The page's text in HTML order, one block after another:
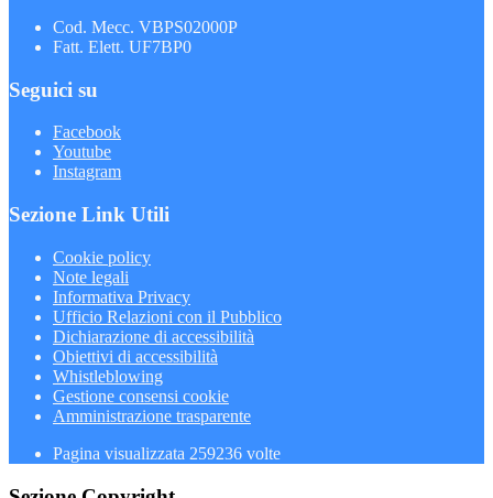
Cod. Mecc. VBPS02000P
Fatt. Elett. UF7BP0
Seguici su
Facebook
Youtube
Instagram
Sezione Link Utili
Cookie policy
Note legali
Informativa Privacy
Ufficio Relazioni con il Pubblico
Dichiarazione di accessibilità
Obiettivi di accessibilità
Whistleblowing
Gestione consensi cookie
Amministrazione trasparente
Pagina visualizzata 259236 volte